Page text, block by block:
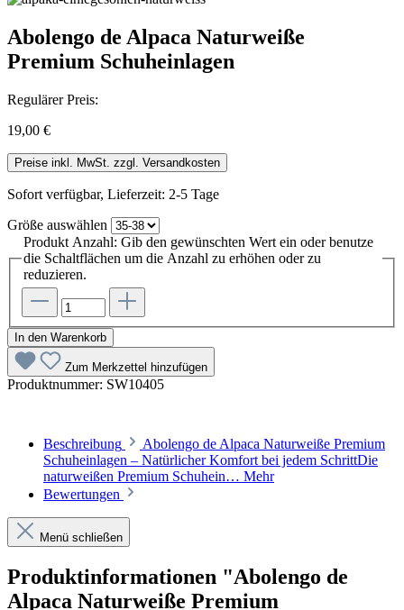
Abolengo de Alpaca Naturweiße
Premium Schuheinlagen
Regulärer Preis:
19,00 €
Preise inkl. MwSt. zzgl. Versandkosten
Sofort verfügbar, Lieferzeit: 2-5 Tage
Größe auswählen
Produkt Anzahl: Gib den gewünschten Wert ein oder benutze
die Schaltflächen um die Anzahl zu erhöhen oder zu
reduzieren.
In den Warenkorb
Zum Merkzettel hinzufügen
Produktnummer: SW10405
Beschreibung
Abolengo de Alpaca Naturweiße Premium
Schuheinlagen – Natürlicher Komfort bei jedem SchrittDie
naturweißen Premium Schuhein… Mehr
Bewertungen
Menü schließen
Produktinformationen "Abolengo de
Alpaca Naturweiße Premium